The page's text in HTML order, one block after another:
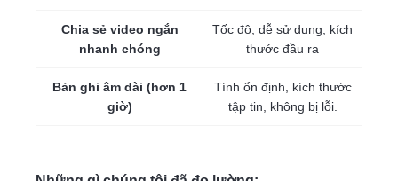
Chia sẻ video ngắn
nhanh chóng
Tốc độ, dễ sử dụng, kích
thước đầu ra
Bản ghi âm dài (hơn 1
giờ)
Tính ổn định, kích thước
tập tin, không bị lỗi.